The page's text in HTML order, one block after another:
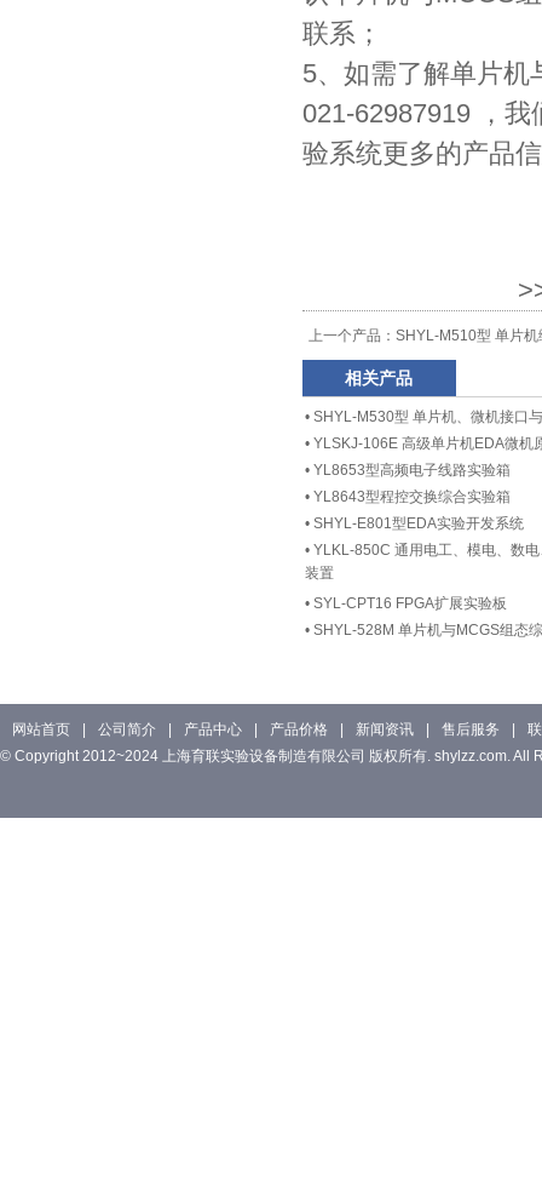
联系；
5、如需了解单片机
021-62987919 ，
验系统更多的产品
上一个产品： SHYL-M510型 单片机
相关产品
• SHYL-M530型 单片机、微机接口
• YLSKJ-106E 高级单片机EDA微机
• YL8653型高频电子线路实验箱
• YL8643型程控交换综合实验箱
• SHYL-E801型EDA实验开发系统
• YLKL-850C 通用电工、模电、数
装置
• SYL-CPT16 FPGA扩展实验板
• SHYL-528M 单片机与MCGS组态
网站首页 | 公司简介 | 产品中心 | 产品价格 | 新闻资讯 | 售后服务 |
© Copyright 2012~2024 上海育联实验设备制造有限公司 版权所有. shylzz.com. All